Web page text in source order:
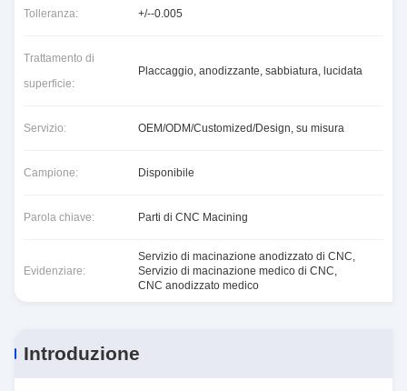
Tolleranza: +/--0.005
Trattamento di
superficie:
Placcaggio, anodizzante, sabbiatura, lucidata
Servizio: OEM/ODM/Customized/Design, su misura
Campione: Disponibile
Parola chiave: Parti di CNC Macining
Evidenziare:
Servizio di macinazione anodizzato di CNC,
Servizio di macinazione medico di CNC,
CNC anodizzato medico
Introduzione